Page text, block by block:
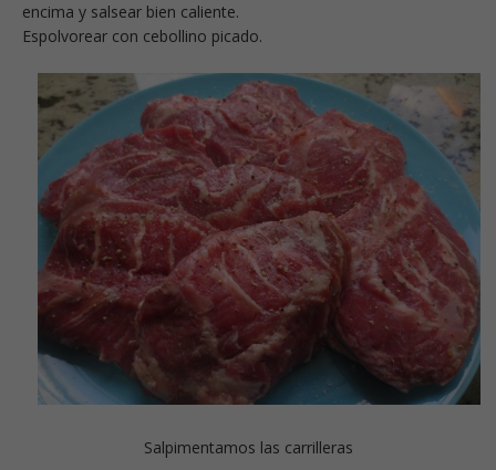
encima y salsear bien caliente.
Espolvorear con cebollino picado.
Salpimentamos las carrilleras